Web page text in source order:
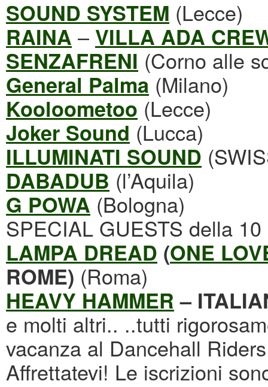
SOUND SYSTEM (Lecce)
RAINA – VILLA ADA
SENZAFRENI (Corno alle
General Palma (Milano)
Kooloometoo (Lecce)
Joker Sound (Lucca)
ILLUMINATI SOUND
DABADUB (l’Aquila)
G POWA (Bologna)
SPECIAL GUESTS della
LAMPA DREAD (ONE
ROME) (Roma)
HEAVY HAMMER –
e molti altri.. ..tutti
vacanza al Dancehall
Affrettatevi! Le iscrizioni